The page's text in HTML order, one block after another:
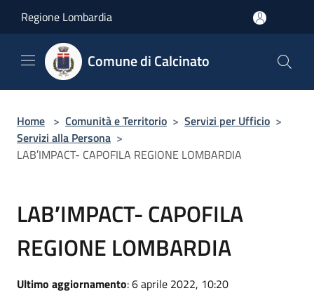
Regione Lombardia
Comune di Calcinato
Home > Comunità e Territorio > Servizi per Ufficio >
Servizi alla Persona >
LAB′IMPACT- CAPOFILA REGIONE LOMBARDIA
LAB′IMPACT- CAPOFILA
REGIONE LOMBARDIA
Ultimo aggiornamento: 6 aprile 2022, 10:20